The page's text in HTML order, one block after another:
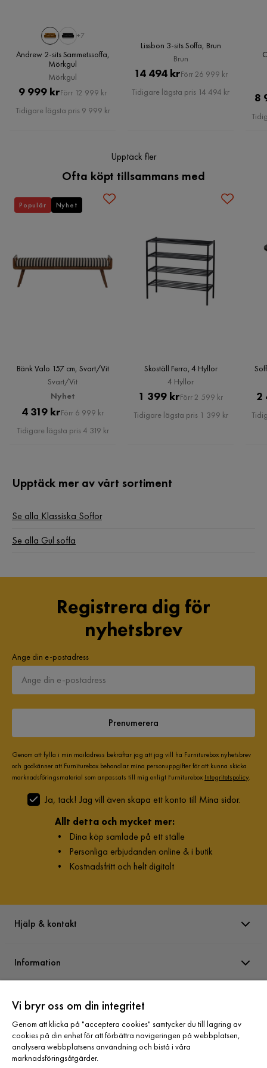
Övrigt
Form Rak
Färgnamn
Fotpall ingår Nej
+7
Andrew 2-sits Sammetssoffa,
Mörkgul
Mörkgul
Pris
9 999 krOriginal
Pris
Förr 12 999 kr
Tidigare lägsta pris 9 999 kr
Lissbon 3-sits Soffa, Brun
Brun
Pris
14 494 krOriginal
Pris
Förr 26 999 kr
Tidigare lägsta pris 14 494 kr 8
Upptäck fler
Ofta köpt tillsammans med
Bänk Valo 157 cm, Svart/Vit
Svart/Vit
Nyhet
Pris
4 319 krOriginal
Pris
Förr 6 999 kr
Tidigare lägsta pris 4 319 kr
Populär Nyhet
Skoställ Ferro, 4 Hyllor
4 Hyllor
Pris
1 399 krOriginal
Pris
Förr 2 599 kr
Tidigare lägsta pris 1 399 kr
2
Upptäck mer av vårt sortiment
Se alla Klassiska Soffor
Se alla Gul soffa
Registrera dig för
nyhetsbrev
Ange din e-postadress
Prenumerera
Genom att fylla i min mailadress bekräftar jag att jag vill ha Furniturebox nyhetsbrev
och godkänner att Furniturebox behandlar mina personuppgifter för att kunna skicka
marknadsföringsmaterial som anpassats till mig enligt Furniturebox Integritetspolicy.
Ja, tack! Jag vill även skapa ett konto till Mina sidor.
Allt detta och mycket mer:
• Dina köp samlade på ett ställe
• Personliga erbjudanden online & i butik
• Kostnadsfritt och helt digitalt
Hjälp & kontakt
Information
Varumärken
Sortiment
Vi bryr oss om din integritet
Genom att klicka på "acceptera cookies" samtycker du till lagring av
cookies på din enhet för att förbättra navigeringen på webbplatsen,
analysera webbplatsens användning och bistå i våra
marknadsföringsåtgärder.